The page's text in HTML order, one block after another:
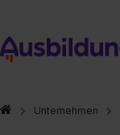
Unternehmen